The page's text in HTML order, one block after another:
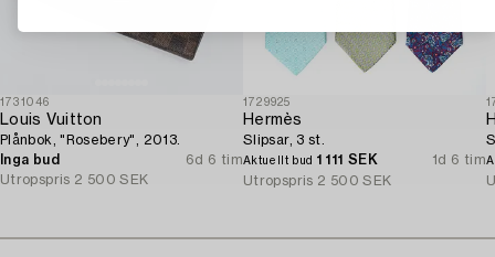
1731046
Louis Vuitton
Plånbok, "Rosebery", 2013.
Inga bud
6d 6 tim
Utropspris 2 500 SEK
1729925
Hermès
Slipsar, 3 st.
Aktuellt bud 1 111 SEK
1d 6 tim
Utropspris 2 500 SEK